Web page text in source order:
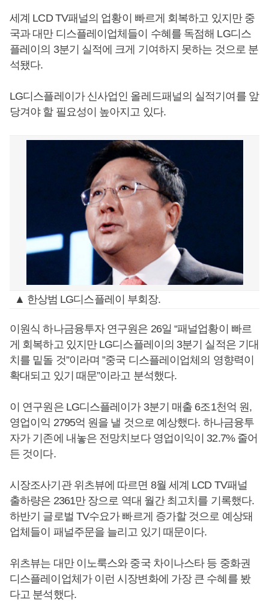
세계 LCD TV패널의 업황이 빠르게 회복하고 있지만 중
국과 대만 디스플레이업체들이 수혜를 독점해 LG디스
플레이의 3분기 실적에 크게 기여하지 못하는 것으로 분
석됐다.
LG디스플레이가 신사업인 올레드패널의 실적기여를 앞
당겨야 할 필요성이 높아지고 있다.
▲ 한상범 LG디스플레이 부회장.
이원식 하나금융투자 연구원은 26일 “패널업황이 빠르
게 회복하고 있지만 LG디스플레이의 3분기 실적은 기대
치를 밑돌 것”이라며 ”중국 디스플레이업체의 영향력이
확대되고 있기 때문”이라고 분석했다.
이 연구원은 LG디스플레이가 3분기 매출 6조1천억 원,
영업이익 2795억 원을 낼 것으로 예상했다. 하나금융투
자가 기존에 내놓은 전망치보다 영업이익이 32.7% 줄어
든 것이다.
시장조사기관 위츠뷰에 따르면 8월 세계 LCD TV패널
출하량은 2361만 장으로 역대 월간 최고치를 기록했다.
하반기 글로벌 TV수요가 빠르게 증가할 것으로 예상돼
업체들이 패널주문을 늘리고 있기 때문이다.
위츠뷰는 대만 이노룩스와 중국 차이나스타 등 중화권
디스플레이업체가 이런 시장변화에 가장 큰 수혜를 봤
다고 분석했다.